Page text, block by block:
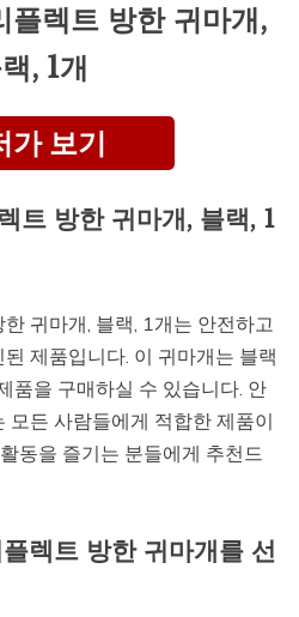
플렉트 방한 귀마개,
, 1개
가 보기
트 방한 귀마개, 블랙, 1
귀마개, 블랙, 1개는 안전하고
제품입니다. 이 귀마개는 블랙
품을 구매하실 수 있습니다. 안
모든 사람들에게 적합한 제품이
동을 즐기는 분들에게 추천드
렉트 방한 귀마개를 선